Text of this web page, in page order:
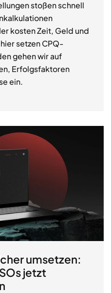
stoßen schnell
kosten Zeit, Geld und
setzen CPQ-
gehen wir auf
Erfolgsfaktoren
ein.
umsetzen:
jetzt